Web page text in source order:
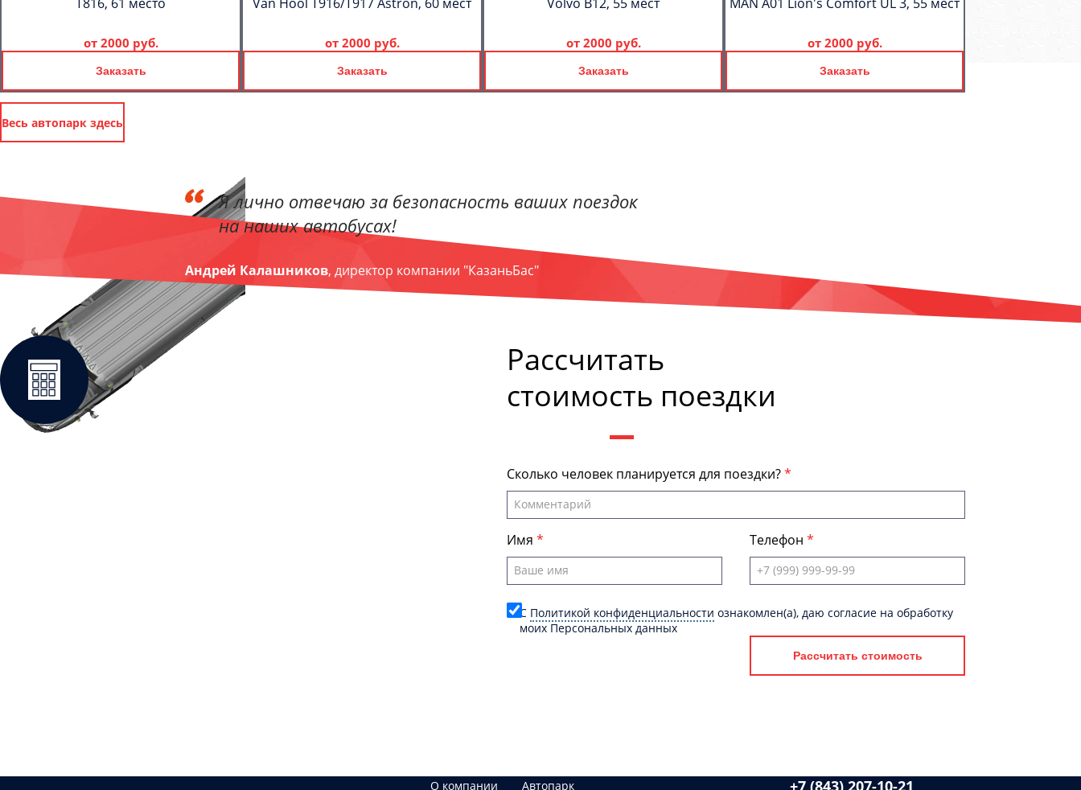
от 2000 руб.
Заказать
от 2000 руб.
Заказать
от 2000 руб.
Заказать
от 2000 руб.
Заказать
Весь автопарк здесь
Я лично отвечаю за безопасность ваших поездок
на наших автобусах!
Андрей Калашников, директор компании "КазаньБас"
Рассчитать
стоимость поездки
Сколько человек планируется для поездки?
Имя Телефон
C Политикой конфиденциальности ознакомлен(а), даю согласие на обработку
моих Персональных данных
Рассчитать стоимость
О компании Автопарк +7 (843) 207-10-21